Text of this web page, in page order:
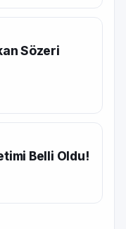
Sözeri
Belli Oldu!